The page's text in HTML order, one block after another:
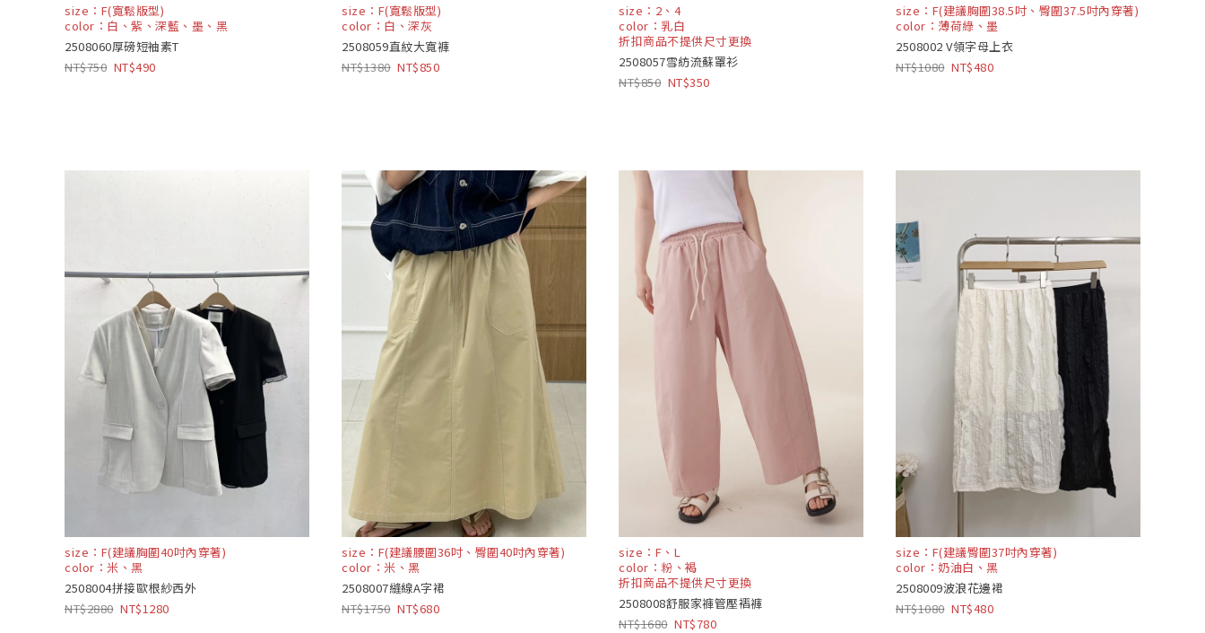
size：F(寬鬆版型)
color：白、紫、深藍、墨、黑
2508060厚磅短袖素T
750
490
size：F(寬鬆版型)
color：白、深灰
2508059直紋大寬褲
1380
850
size：2、4
color：乳白
折扣商品不提供尺寸更換
2508057雪紡流蘇罩衫
850
350
size：F(建議胸圍38.5吋、臀圍37.5吋內穿著)
color：薄荷綠、墨
2508002 V領字母上衣
1080
480
size：F(建議胸圍40吋內穿著)
color：米、黑
2508004拼接歐根紗西外
2880
1280
size：F(建議腰圍36吋、臀圍40吋內穿著)
color：米、黑
2508007縫線A字裙
1750
680
size：F、L
color：粉、褐
折扣商品不提供尺寸更換
2508008舒服家褲管壓褶褲
1680
780
size：F(建議臀圍37吋內穿著)
color：奶油白、黑
2508009波浪花邊裙
1080
480